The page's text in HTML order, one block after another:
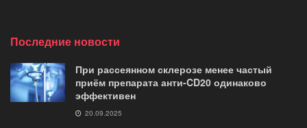
Последние новости
При рассеянном склерозе менее частый
приём препарата анти-CD20 одинаково
эффективен
20.09.2025